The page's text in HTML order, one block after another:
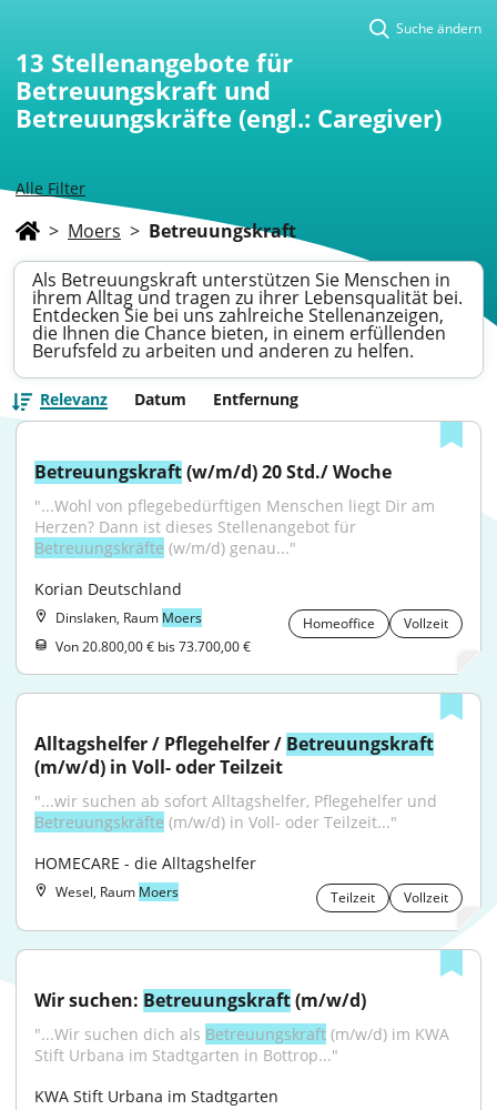
Alle Filter
Suche ändern
13 Stellenangebote für
Betreuungskraft und
Betreuungskräfte (engl.: Caregiver)
> Moers > Betreuungskraft
Als Betreuungskraft unterstützen Sie Menschen in
ihrem Alltag und tragen zu ihrer Lebensqualität bei.
Entdecken Sie bei uns zahlreiche Stellenanzeigen,
die Ihnen die Chance bieten, in einem erfüllenden
Berufsfeld zu arbeiten und anderen zu helfen.
Relevanz Datum Entfernung
Betreuungskraft (w/m/d) 20 Std./ Woche
"...Wohl von pflegebedürftigen Menschen liegt Dir am
Betreuungskräfte (w/m/d) genau..."
Korian Deutschland
Dinslaken, Raum Moers Homeoffice
Vollzeit
Von 20.800,00 € bis 73.700,00 €
Alltagshelfer / Pflegehelfer / Betreuungskraft
(m/w/d) in Voll- oder Teilzeit
Betreuungskräfte (m/w/d) in Voll- oder Teilzeit..."
HOMECARE - die Alltagshelfer
Wesel, Raum Moers Teilzeit Vollzeit
Wir suchen: Betreuungskraft (m/w/d)
"...Wir suchen dich als Betreuungskraft (m/w/d) im KWA
Stift Urbana im Stadtgarten in Bottrop..."
KWA Stift Urbana im Stadtgarten